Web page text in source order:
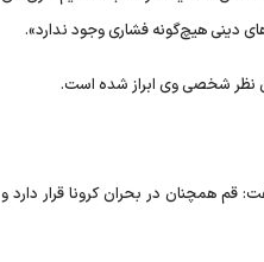
دینی هیچ‌گونه فشاری وجود ندارد».
نظر شخصی وی ابراز شده است.
قم همچنان در بحران کرونا قرار دارد و